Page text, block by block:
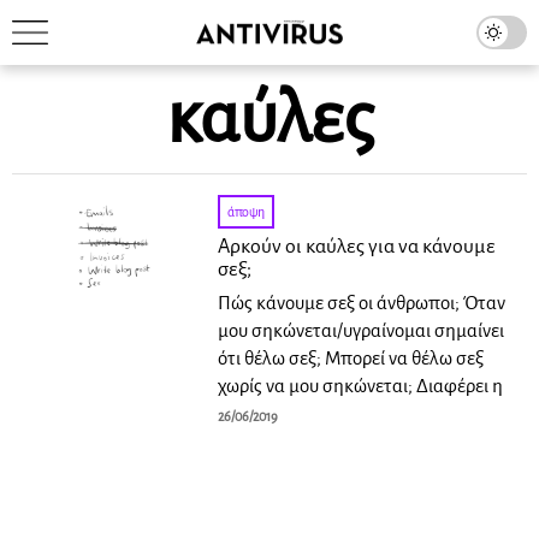
καύλες
άποψη
Αρκούν οι καύλες για να κάνουμε
σεξ;
Πώς κάνουμε σεξ οι άνθρωποι; Όταν
μου σηκώνεται/υγραίνομαι σημαίνει
ότι θέλω σεξ; Μπορεί να θέλω σεξ
χωρίς να μου σηκώνεται; Διαφέρει η
26/06/2019